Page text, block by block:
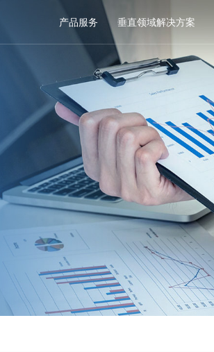
产品服务 垂直领域解决方案